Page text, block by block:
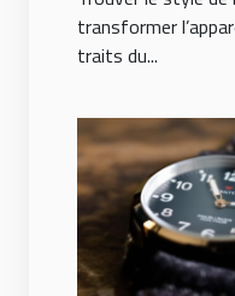
transformer
traits du...